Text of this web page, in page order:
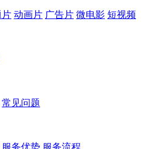
片 动画片 广告片 微电影 短视频
常见问题